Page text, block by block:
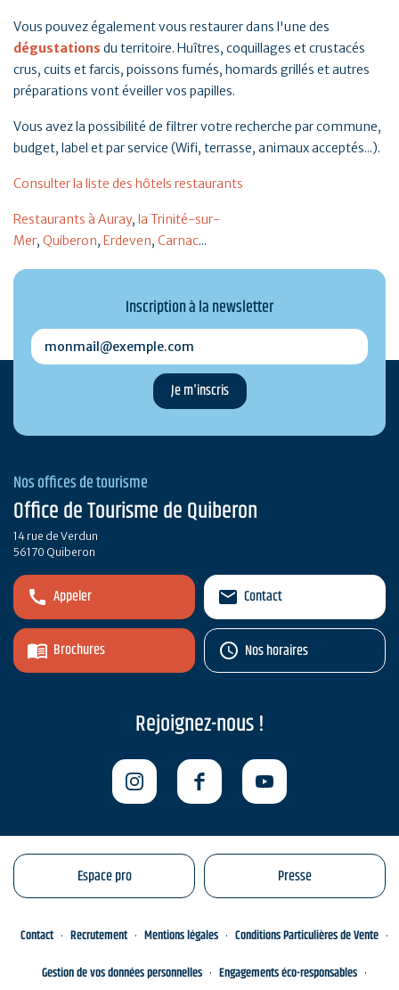
Vous pouvez également vous restaurer dans l'une des
dégustations du territoire. Huîtres, coquillages et crustacés
crus, cuits et farcis, poissons fumés, homards grillés et autres
préparations vont éveiller vos papilles.
Vous avez la possibilité de filtrer votre recherche par commune,
budget, label et par service (Wifi, terrasse, animaux acceptés...).
Consulter la liste des hôtels restaurants
Restaurants à Auray, la Trinité-sur-
Mer, Quiberon, Erdeven, Carnac...
Inscription à la newsletter
monmail@exemple.com
Nos offices de tourisme
Office de Tourisme de Quiberon
14 rue de Verdun
56170 Quiberon
Appeler
Brochures
Contact
Nos horaires
Rejoignez-nous !
Espace pro Presse
Contact Recrutement Mentions légales
Conditions Particulières de Vente
Gestion de vos données personnelles
Engagements éco-responsables